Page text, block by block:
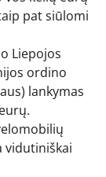
pat siūlomi
Liepojos
ordino
lankymas
vidutiniškai